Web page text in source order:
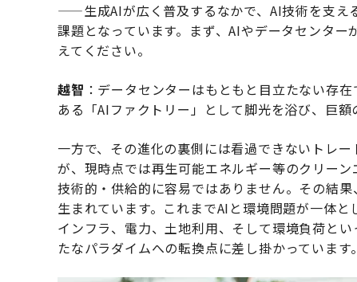
——生成AIが広く普及するなかで、AI技術を支え
課題となっています。まず、AIやデータセンタ
えてください。
越智 ：データセンターはもともと目立たない存
ある「AIファクトリー」として脚光を浴び、巨額
一方で、その進化の裏側には看過できないトレ
が、現時点では再生可能エネルギー等のクリー
技術的・供給的に容易ではありません。その結
生まれています。これまでAIと環境問題が一体
インフラ、電力、土地利用、そして環境負荷と
たなパラダイムへの転換点に差し掛かっています。